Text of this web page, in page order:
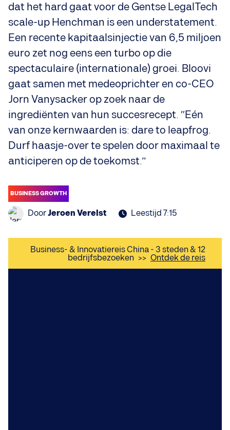
dat het hard gaat voor de Gentse LegalTech
scale-up Henchman is een understatement.
Een recente kapitaalsinjectie van 6,5 miljoen
euro zet nog eens een turbo op die
spectaculaire (internationale) groei. Bloovi
gaat samen met medeoprichter en co-CEO
Jorn Vanysacker op zoek naar de
ingrediënten van hun succesrecept. “Eén
van onze kernwaarden is: dare to leapfrog.
Durf haasje-over te spelen door maximaal te
anticiperen op de toekomst.”
BUSINESS GROWTH
DoorJeroen Verelst Leestijd 7:15
Business- & Innovatiereis China - 3 steden & 12
bedrijfsbezoeken >> Ontdek de reis